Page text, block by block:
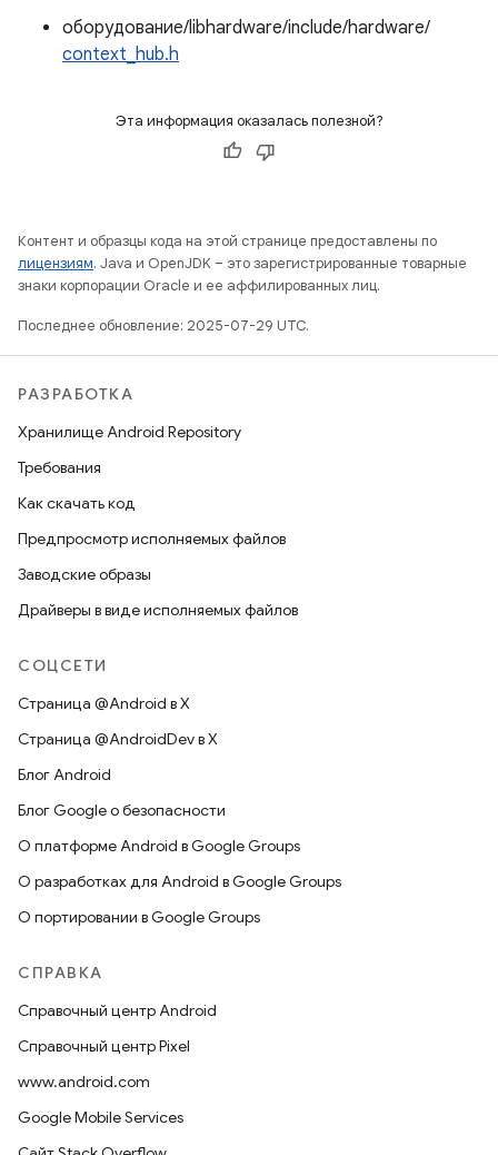
оборудование/libhardware/include/hardware/
context_hub.h
Эта информация оказалась полезной?
Контент и образцы кода на этой странице предоставлены по
лицензиям. Java и OpenJDK – это зарегистрированные товарные
знаки корпорации Oracle и ее аффилированных лиц.
Последнее обновление: 2025-07-29 UTC.
РАЗРАБОТКА
Хранилище Android Repository
Требования
Как скачать код
Предпросмотр исполняемых файлов
Заводские образы
Драйверы в виде исполняемых файлов
СОЦСЕТИ
Страница @Android в X
Страница @AndroidDev в X
Блог Android
Блог Google о безопасности
О платформе Android в Google Groups
О разработках для Android в Google Groups
О портировании в Google Groups
СПРАВКА
Справочный центр Android
Справочный центр Pixel
www.android.com
Google Mobile Services